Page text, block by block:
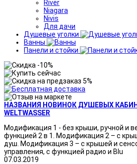
River
Niagara
Nivis
Для дачи
Душевые уголки
Ванны
Панели и стойки
НАЗВАНИЯ НОВИНОК ДУШЕВЫХ
WELTWASSER
Модификация 1 - без крыши, ручной и
функцией 2 в 1. Модификация 2 – с
душ. Модификация 3 – с крышей и
управления, с функцией радио и Blu
07.03.2019